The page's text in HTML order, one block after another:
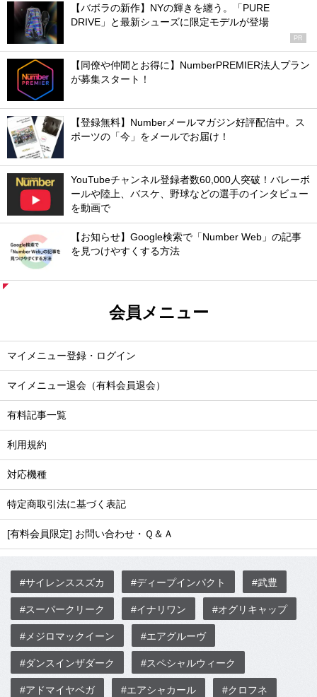
【バボラの新作】NYの輝きを纏う。「PURE
DRIVE」と最新シューズに限定モデルが登場
PR
【同僚や仲間とお得に】NumberPREMIER法人プラン
が募集スタート！
【登録無料】Numberメールマガジン好評配信中。ス
ポーツの「今」をメールでお届け！
YouTubeチャンネル登録者数60,000人突破！バレーボ
ールや陸上、バスケ、野球などの選手のインタビュー
を動画で
【お知らせ】Google検索で「Number Web」の記事
を見つけやすくする方法
会員メニュー
マイメニュー登録・ログイン
マイメニュー退会（有料会員退会）
有料記事一覧
利用規約
対応機種
特定商取引法に基づく表記
[有料会員限定] お問い合わせ・Ｑ＆Ａ
#サイレンススズカ #ディープインパクト #武豊
#スーパークリーク #イナリワン #オグリキャップ
#メジロマックイーン #エアグルーヴ
#ダンスインザダーク #スペシャルウィーク
#アドマイヤベガ #エアシャカール #クロフネ